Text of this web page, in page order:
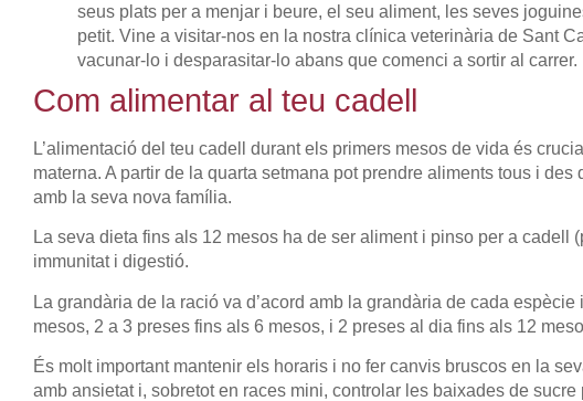
seus plats per a menjar i beure, el seu aliment, les seves
petit. Vine a visitar-nos en la nostra clínica veterinària de Sant
vacunar-lo i desparasitar-lo abans que comenci a sortir al carrer.
Com alimentar al teu cadell
L’alimentació del teu cadell durant els primers mesos de vida és
materna. A partir de la quarta setmana pot prendre aliments tous i
amb la seva nova família.
La seva dieta fins als 12 mesos ha de ser aliment i pinso per a
immunitat i digestió.
La grandària de la ració va d’acord amb la grandària de cada
mesos, 2 a 3 preses fins als 6 mesos, i 2 preses al dia fins als 12
És molt important mantenir els horaris i no fer canvis bruscos en la
amb ansietat i, sobretot en races mini, controlar les baixades de